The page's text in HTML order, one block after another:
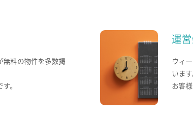
無料の物件を多数掲
。
運
ウィ
います
お客